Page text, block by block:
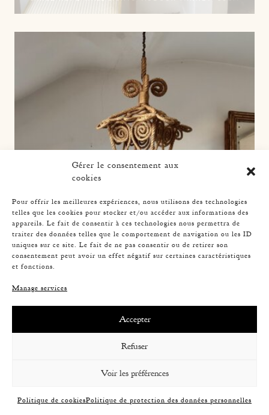
Gérer le consentement aux
cookies
Pour offrir les meilleures expériences, nous utilisons des technologies
telles que les cookies pour stocker et/ou accéder aux informations des
appareils. Le fait de consentir à ces technologies nous permettra de
traiter des données telles que le comportement de navigation ou les ID
uniques sur ce site. Le fait de ne pas consentir ou de retirer son
consentement peut avoir un effet négatif sur certaines caractéristiques
et fonctions.
Manage services
Accepter
Refuser
Voir les préférences
Politique de cookiesPolitique de protection des données personnelles
ROPE SUSPENSION, AUDOUX-MINNET, 58CM